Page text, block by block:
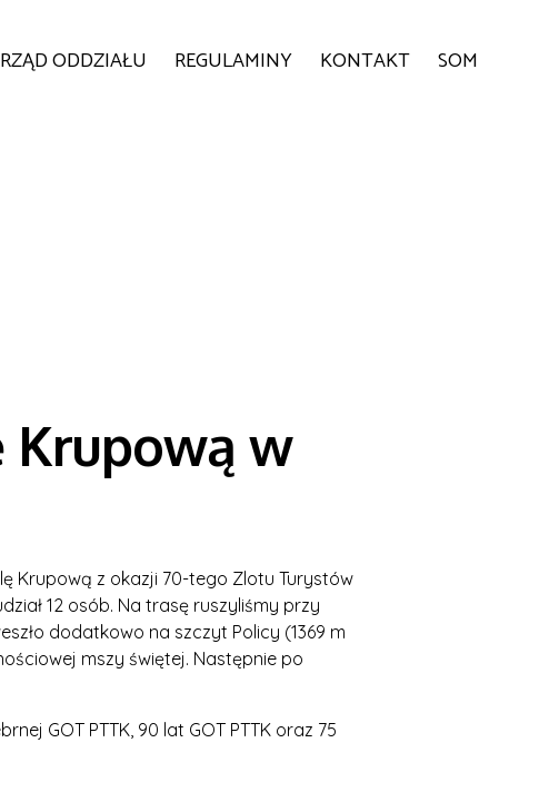
ODDZIAŁU REGULAMINY KONTAKT SOM
Krupową w
Krupową z okazji 70-tego Zlotu Turystów
12 osób. Na trasę ruszyliśmy przy
dodatkowo na szczyt Policy (1369 m
mszy świętej. Następnie po
GOT PTTK, 90 lat GOT PTTK oraz 75